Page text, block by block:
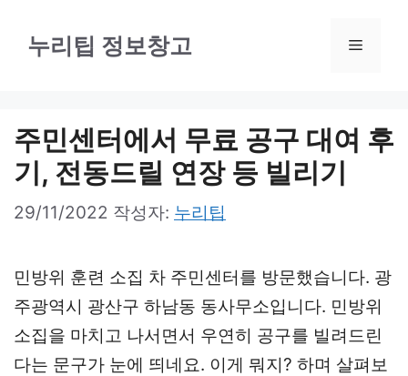
기
누리팁 정보창고 메
주민센터에서 무료 공구 대여 후
기, 전동드릴 연장 등 빌리기
29/11/2022 작성자: 누리팁
민방위 훈련 소집 차 주민센터를 방문했습니다. 광
주광역시 광산구 하남동 동사무소입니다. 민방위
소집을 마치고 나서면서 우연히 공구를 빌려드린
다는 문구가 눈에 띄네요. 이게 뭐지? 하며 살펴보